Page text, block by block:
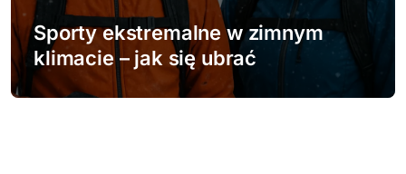
Sporty ekstremalne w zimnym
klimacie – jak się ubrać